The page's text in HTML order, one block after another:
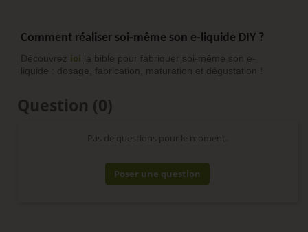
Comment réaliser soi-même son e-liquide DIY ?
Découvrez ici la bible pour fabriquer soi-même son e-
liquide : dosage, fabrication, maturation et dégustation !
Question (0)
Pas de questions pour le moment.
Poser une question